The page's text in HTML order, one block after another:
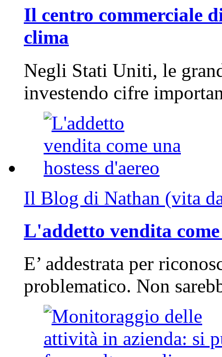
Il centro commerciale
clima
Negli Stati Uniti, le
investendo cifre
Il Blog di Nathan (vita
L'addetto vendita
E’ addestrata per
problematico. Non